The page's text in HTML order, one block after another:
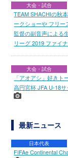
大会・試合
TEAM SHACHIの秋
ークショーや フリ
監督の副音声による
リーグ 2019 ファイ
大会・試合
「アオアシ」好き
高円宮杯 JFA U-18
最新ニュース
日本代表
FIFAe Continental